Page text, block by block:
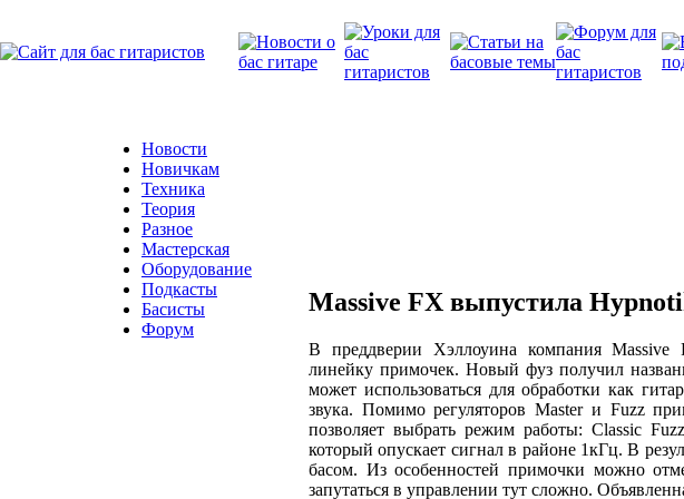
Новости
Новичкам
Техника
Теория
Разное
Мастерская
Оборудование
Подкасты
Басисты
Форум
Massive FX выпустила
В преддверии Хэллоуина компания
линейку примочек. Новый фуз получил
может использоваться для обработки как
звука. Помимо регуляторов Master и Fuzz
позволяет выбрать режим работы: Classic
который опускает сигнал в районе 1кГц. В
басом. Из особенностей примочки можно
запутаться в управлении тут сложно.